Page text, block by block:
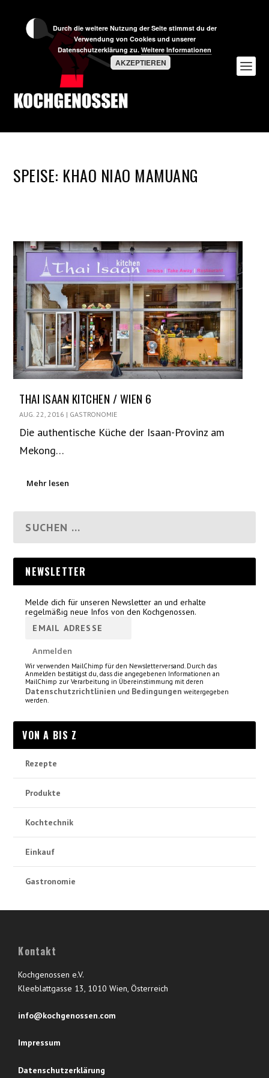
SPEISE: KHAO NIAO MAMUANG
THAI ISAAN KITCHEN / WIEN 6
AUG. 22, 2016 | GASTRONOMIE
Die authentische Küche der Isaan-Provinz am
Mekong…
Mehr lesen
NEWSLETTER
Melde dich für unseren Newsletter an und erhalte
regelmäßig neue Infos von den Kochgenossen.
Wir verwenden MailChimp für den Newsletterversand. Durch das
Anmelden bestätigst du, dass die angegebenen Informationen an
MailChimp zur Verarbeitung in Übereinstimmung mit deren
Datenschutzrichtlinien und Bedingungen weitergegeben
werden.
VON A BIS Z
Rezepte
Produkte
Kochtechnik
Einkauf
Gastronomie
Kontakt
Kochgenossen e.V.
Kleeblattgasse 13, 1010 Wien, Österreich
info@kochgenossen.com
Impressum
Datenschutzerklärung
Durch die weitere Nutzung der Seite stimmst du der
Verwendung von Cookies und unserer
Datenschutzerklärung zu. Weitere Informationen
AKZEPTIEREN